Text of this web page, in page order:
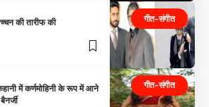
गीत-संगीत
की तारीफ की
गीत-संगीत
में कर्णमोहिनी के रूप में आने